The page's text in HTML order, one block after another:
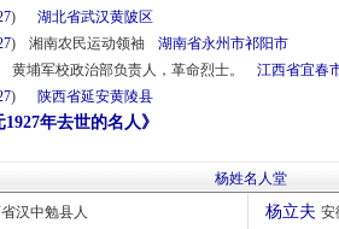
) 湖北省武汉黄陂区
) 湘南农民运动领袖 湖南省永州市祁阳市
黄埔军校政治部负责人，革命烈士。 江西省宜春
) 陕西省延安黄陵县
年去世的名人》
杨姓名人堂
汉中勉县人 杨立夫 安